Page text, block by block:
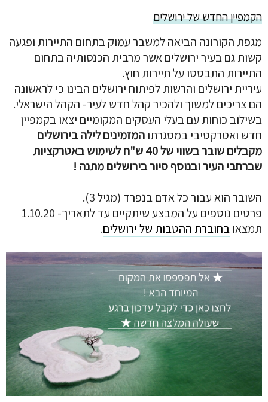
הקמפיין החדש של ירושלים
מגפת הקורונה הביאה למשבר עמוק בתחום התיירות ופגעה
קשות גם בעיר ירושלים אשר מרבית הכנסותיה בתחום
התיירות התבססו על תיירות חוץ.
עיריית ירושלים והרשות לפיתוח ירושלים הבינו כי לראשונה
הם צריכים למשוך ולהכיר קהל חדש לעיר- הקהל הישראלי.
בשילוב כוחות עם בעלי העסקים המקומיים יצאו בקמפיין
חדש ואטרקטיבי במסגרתוהמזמינים לילה בירושלים
מקבלים שובר בשווי של 40 ש"ח לשימוש באטרקציות
שברחבי העיר ובנוסף סיור בירושלים מתנה !
השובר הוא עבור כל אדם בנפרד (מגיל 3).
פרטים נוספים על המבצע שיתקיים עד לתאריך- 1.10.20
תמצאובחוברת ההטבות של ירושלים.